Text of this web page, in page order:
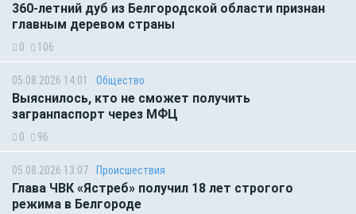
360-летний дуб из Белгородской области признан
главным деревом страны
0 106
05.08.2026 14:01 Общество
Выяснилось, кто не сможет получить
загранпаспорт через МФЦ
0 96
05.08.2026 13:07 Происшествия
Глава ЧВК «Ястреб» получил 18 лет строгого
режима в Белгороде